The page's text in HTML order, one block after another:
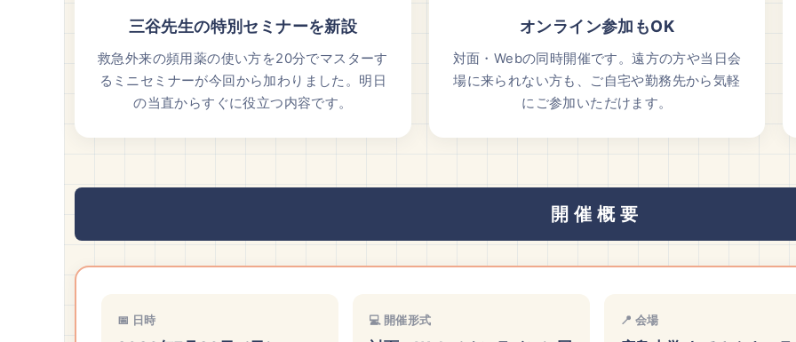
三谷先生の特別セミナーを新設
救急外来の頻用薬の使い方を20分でマスターす
るミニセミナーが今回から加わりました。明日
の当直からすぐに役立つ内容です。
オンライン参加もOK
対面・Webの同時開催です。遠方の方や当日会
場に来られない方も、ご自宅や勤務先から気軽
にご参加いただけます。
開催概要
📅 日時 💻 開催形式 📍 会場